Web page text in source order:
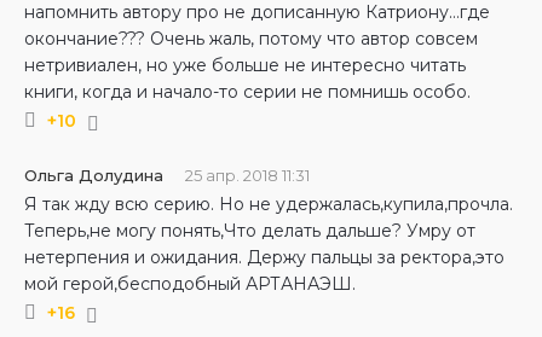
напомнить автору про не дописанную Катриону…где
окончание??? Очень жаль, потому что автор совсем
нетривиален, но уже больше не интересно читать
книги, когда и начало-то серии не помнишь особо.
+10
Ольга Долудина 25 апр. 2018 11:31
Я так жду всю серию. Но не удержалась,купила,прочла.
Теперь,не могу понять,Что делать дальше? Умру от
нетерпения и ожидания. Держу пальцы за ректора,это
мой герой,бесподобный АРТАНАЭШ.
+16